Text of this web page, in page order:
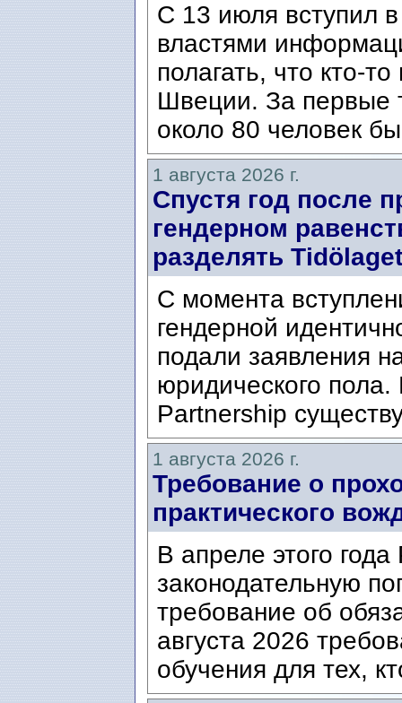
С 13 июля вступил
властями
полагать, что кто-
Швеции. За первые
около 80 человек
1 августа 2026 г.
Спустя год после
гендерном
разделять
С момента
гендерной
подали заявления
юридического
Partnership
1 августа 2026 г.
Требование о
практического
В апреле этого
законодательную
требование об
августа 2026
обучения для тех,